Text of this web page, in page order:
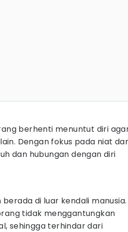
berhenti menuntut diri
Dengan fokus pada niat
dan hubungan dengan diri
di luar kendali manusia.
tidak menggantungkan
sehingga terhindar dari